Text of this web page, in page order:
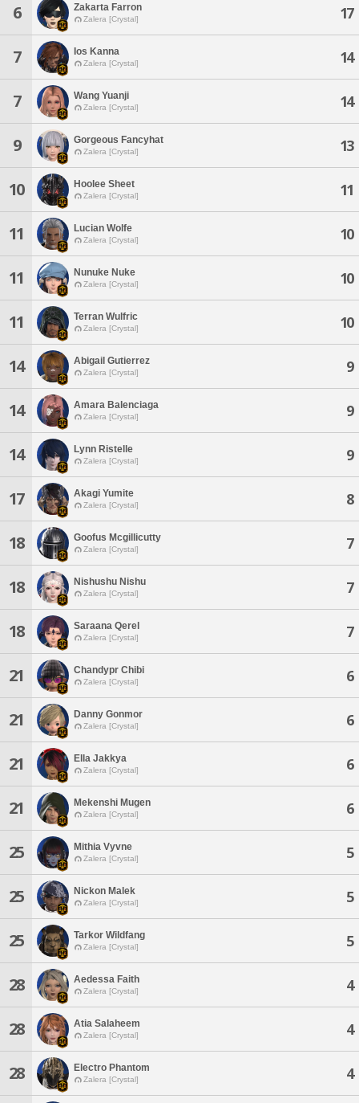
6 Zakarta Farron
Zalera [Crystal] 17
7 Ios Kanna
Zalera [Crystal] 14
7 Wang Yuanji
Zalera [Crystal] 14
9 Gorgeous Fancyhat
Zalera [Crystal] 13
10 Hoolee Sheet
Zalera [Crystal] 11
11 Lucian Wolfe
Zalera [Crystal] 10
11 Nunuke Nuke
Zalera [Crystal] 10
11 Terran Wulfric
Zalera [Crystal] 10
14 Abigail Gutierrez
Zalera [Crystal] 9
14 Amara Balenciaga
Zalera [Crystal] 9
14 Lynn Ristelle
Zalera [Crystal] 9
17 Akagi Yumite
Zalera [Crystal] 8
18 Goofus Mcgillicutty
Zalera [Crystal] 7
18 Nishushu Nishu
Zalera [Crystal] 7
18 Saraana Qerel
Zalera [Crystal] 7
21 Chandypr Chibi
Zalera [Crystal] 6
21 Danny Gonmor
Zalera [Crystal] 6
21 Ella Jakkya
Zalera [Crystal] 6
21 Mekenshi Mugen
Zalera [Crystal] 6
25 Mithia Vyvne
Zalera [Crystal] 5
25 Nickon Malek
Zalera [Crystal] 5
25 Tarkor Wildfang
Zalera [Crystal] 5
28 Aedessa Faith
Zalera [Crystal] 4
28 Atia Salaheem
Zalera [Crystal] 4
28 Electro Phantom
Zalera [Crystal] 4